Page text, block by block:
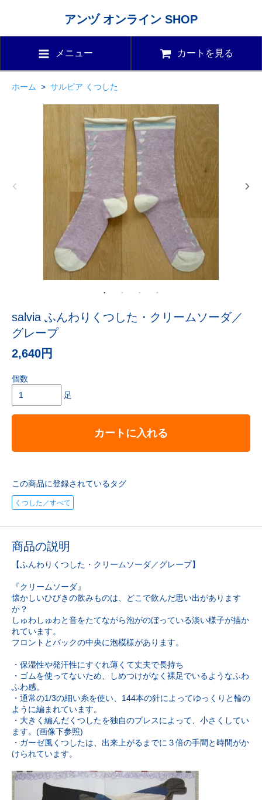
アンヅ オンライン SHOP
メニュー カートを見る
ホーム > サルビア くつした
salvia ふんわりくつした・クリームソーダ／
グレープ
2,640円
個数
足
カートに入れる
この商品に登録されているタグ
くつした／すべて
商品の説明
【ふんわりくつした・クリームソーダ／グレープ】
『クリームソーダ』
懐かしいひびきの飲みものは、どこで飲んだ思い出があります
か？
しゅわしゅわと音をたてながら泡がのぼっている淡い様子が描か
れています。
フロントとバックの中央に泡模様があります。
・保湿性や発汗性にすぐれ薄くて丈夫で長持ち
・ゴムを使ってないため、しめつけがなく裸足でいるようなふわ
ふわ感。
・通常の1/3の細い糸を使い、144本の針によってゆっくりと輪の
ように編まれています。
・大きく編んだくつしたを独自のプレスによって、小さくしてい
ます。(画像下参照)
・ガーゼ風くつしたは、出来上がるまでに３倍の手間と時間がか
けられています。